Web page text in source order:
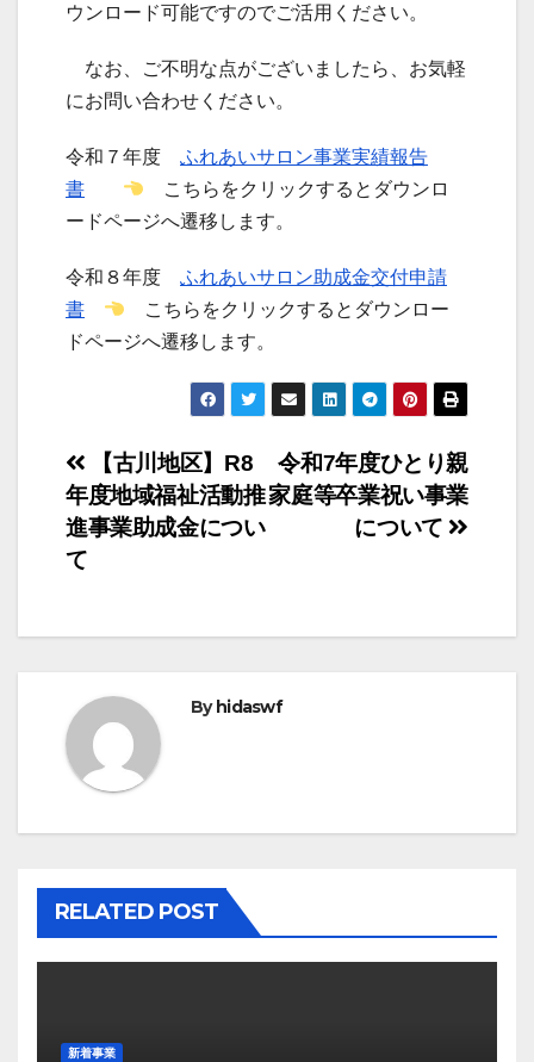
ウンロード可能ですのでご活用ください。
なお、ご不明な点がございましたら、お気軽
にお問い合わせください。
令和７年度 ふれあいサロン事業実績報告
書
こちらをクリックするとダウンロ
ードページへ遷移します。
令和８年度 ふれあいサロン助成金交付申請
書
こちらをクリックするとダウンロー
ドページへ遷移します。
投
稿
ナ
ー
シ
令和7年度ひとり親
家庭等卒業祝い事業
について
【古川地区】R8
年度地域福祉活動推
進事業助成金につい
て
Byhidaswf
RELATED POST
新着事業